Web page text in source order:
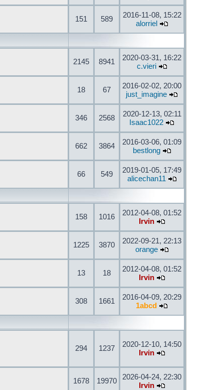
151 589
2016-11-08, 15:22
alorriel
2145 8941
2020-03-31, 16:22
c.vieri
18 67
2016-02-02, 20:00
just_imagine
346 2568
2020-12-13, 02:11
Isaac1022
662 3864
2016-03-06, 01:09
bestlong
66 549
2019-01-05, 17:49
alicechan11
158 1016
2012-04-08, 01:52
Irvin
1225 3870
2022-09-21, 22:13
orange
13 18
2012-04-08, 01:52
Irvin
308 1661
2016-04-09, 20:29
1abcd
294 1237
2020-12-10, 14:50
Irvin
1678 19970
2026-04-24, 22:30
Irvin